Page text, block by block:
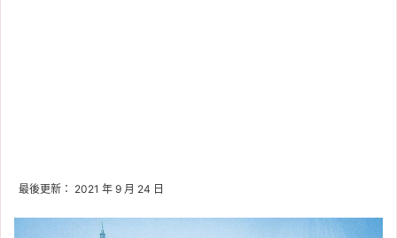
最後更新： 2021 年 9 月 24 日